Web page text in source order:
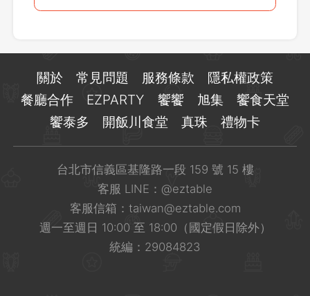
關於 常見問題 服務條款
隱私權政策
餐廳合作
EZPARTY 饗饗 旭集
饗食天堂
饗泰多
開飯川食堂 真珠 禮物卡
台北市信義區基隆路一段 159 號 15 樓
客服 LINE： @eztable
客服信箱： taiwan@eztable.com
週一至週日 10:00 至 18:00（國定假日除外）
統編：29084823